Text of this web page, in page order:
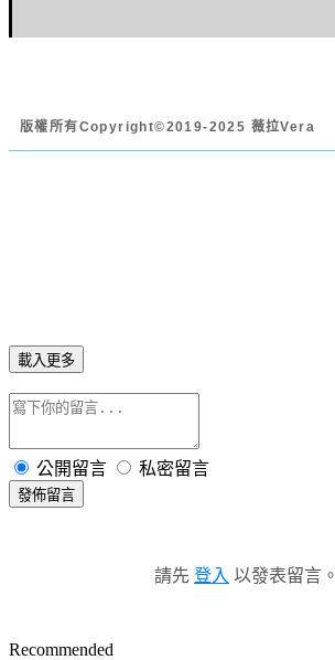
版權所有Copyright©2019-2025 薇拉Vera
載入更多
公開留言 私密留言
發佈留言
請先 登入 以發表留言。
Recommended